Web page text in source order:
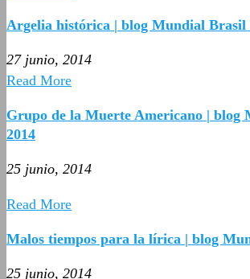
Argelia histórica | blog Mundial Brasil
27 junio, 2014
Read More
Grupo de la Muerte Americano | blog
2014
25 junio, 2014
Read More
Malos tiempos para la lírica | blog
25 junio, 2014